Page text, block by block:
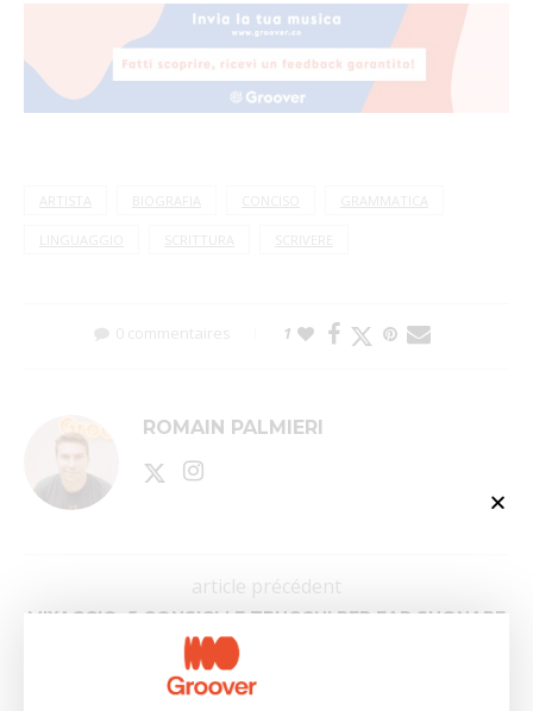
ARTISTA BIOGRAFIA GRAMMATICA
LINGUAGGIO SCRITTURA
0 commentaires 1
ROMAIN PALMIERI
article précédent
MIXAGGIO: 5 CONSIGLI E TRUCCHI PER FAR SUONARE
BENE LA TUA MUSICA
article suivant